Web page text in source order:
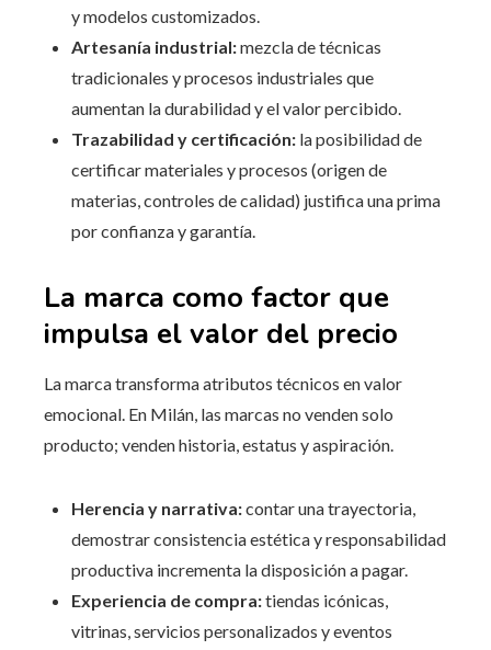
y modelos customizados.
Artesanía industrial:mezcla de técnicas
tradicionales y procesos industriales que
aumentan la durabilidad y el valor percibido.
Trazabilidad y certificación: la posibilidad de
certificar materiales y procesos (origen de
materias, controles de calidad) justifica una prima
por confianza y garantía.
La marca como factor que
impulsa el valor del precio
La marca transforma atributos técnicos en valor
emocional. En Milán, las marcas no venden solo
producto; venden historia, estatus y aspiración.
Herencia y narrativa:contar una trayectoria,
demostrar consistencia estética y responsabilidad
productiva incrementa la disposición a pagar.
Experiencia de compra:tiendas icónicas,
vitrinas, servicios personalizados y eventos